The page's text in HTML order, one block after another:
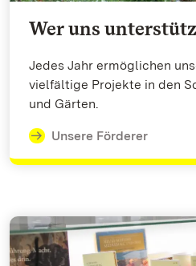
Wer uns
Jedes Jahr ermöglichen
vielfältige Projekte in den
und Gärten.
Unsere Förderer